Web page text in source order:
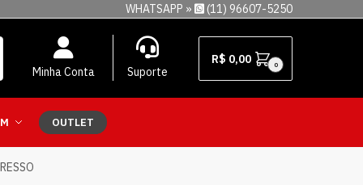
WHATSAPP » (11) 96607-5250
Minha Conta Suporte
R$ 0,00 0
OUTLET